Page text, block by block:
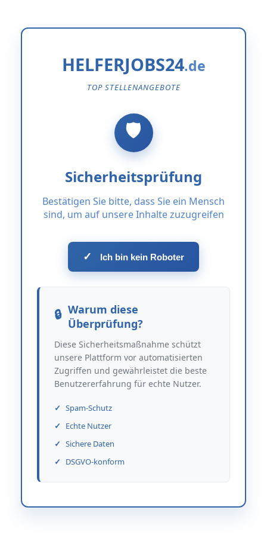
HELFERJOBS24
TOP STELLENANGEBOTE
Sicherheitsprüfung
Bestätigen Sie bitte, dass Sie ein Mensch
sind, um auf unsere Inhalte zuzugreifen
✓ Ich bin kein Roboter
Warum diese
Überprüfung?
Diese Sicherheitsmaßnahme schützt
unsere Plattform vor automatisierten
Zugriffen und gewährleistet die beste
Benutzererfahrung für echte Nutzer.
Spam-Schutz
Echte Nutzer
Sichere Daten
DSGVO-konform